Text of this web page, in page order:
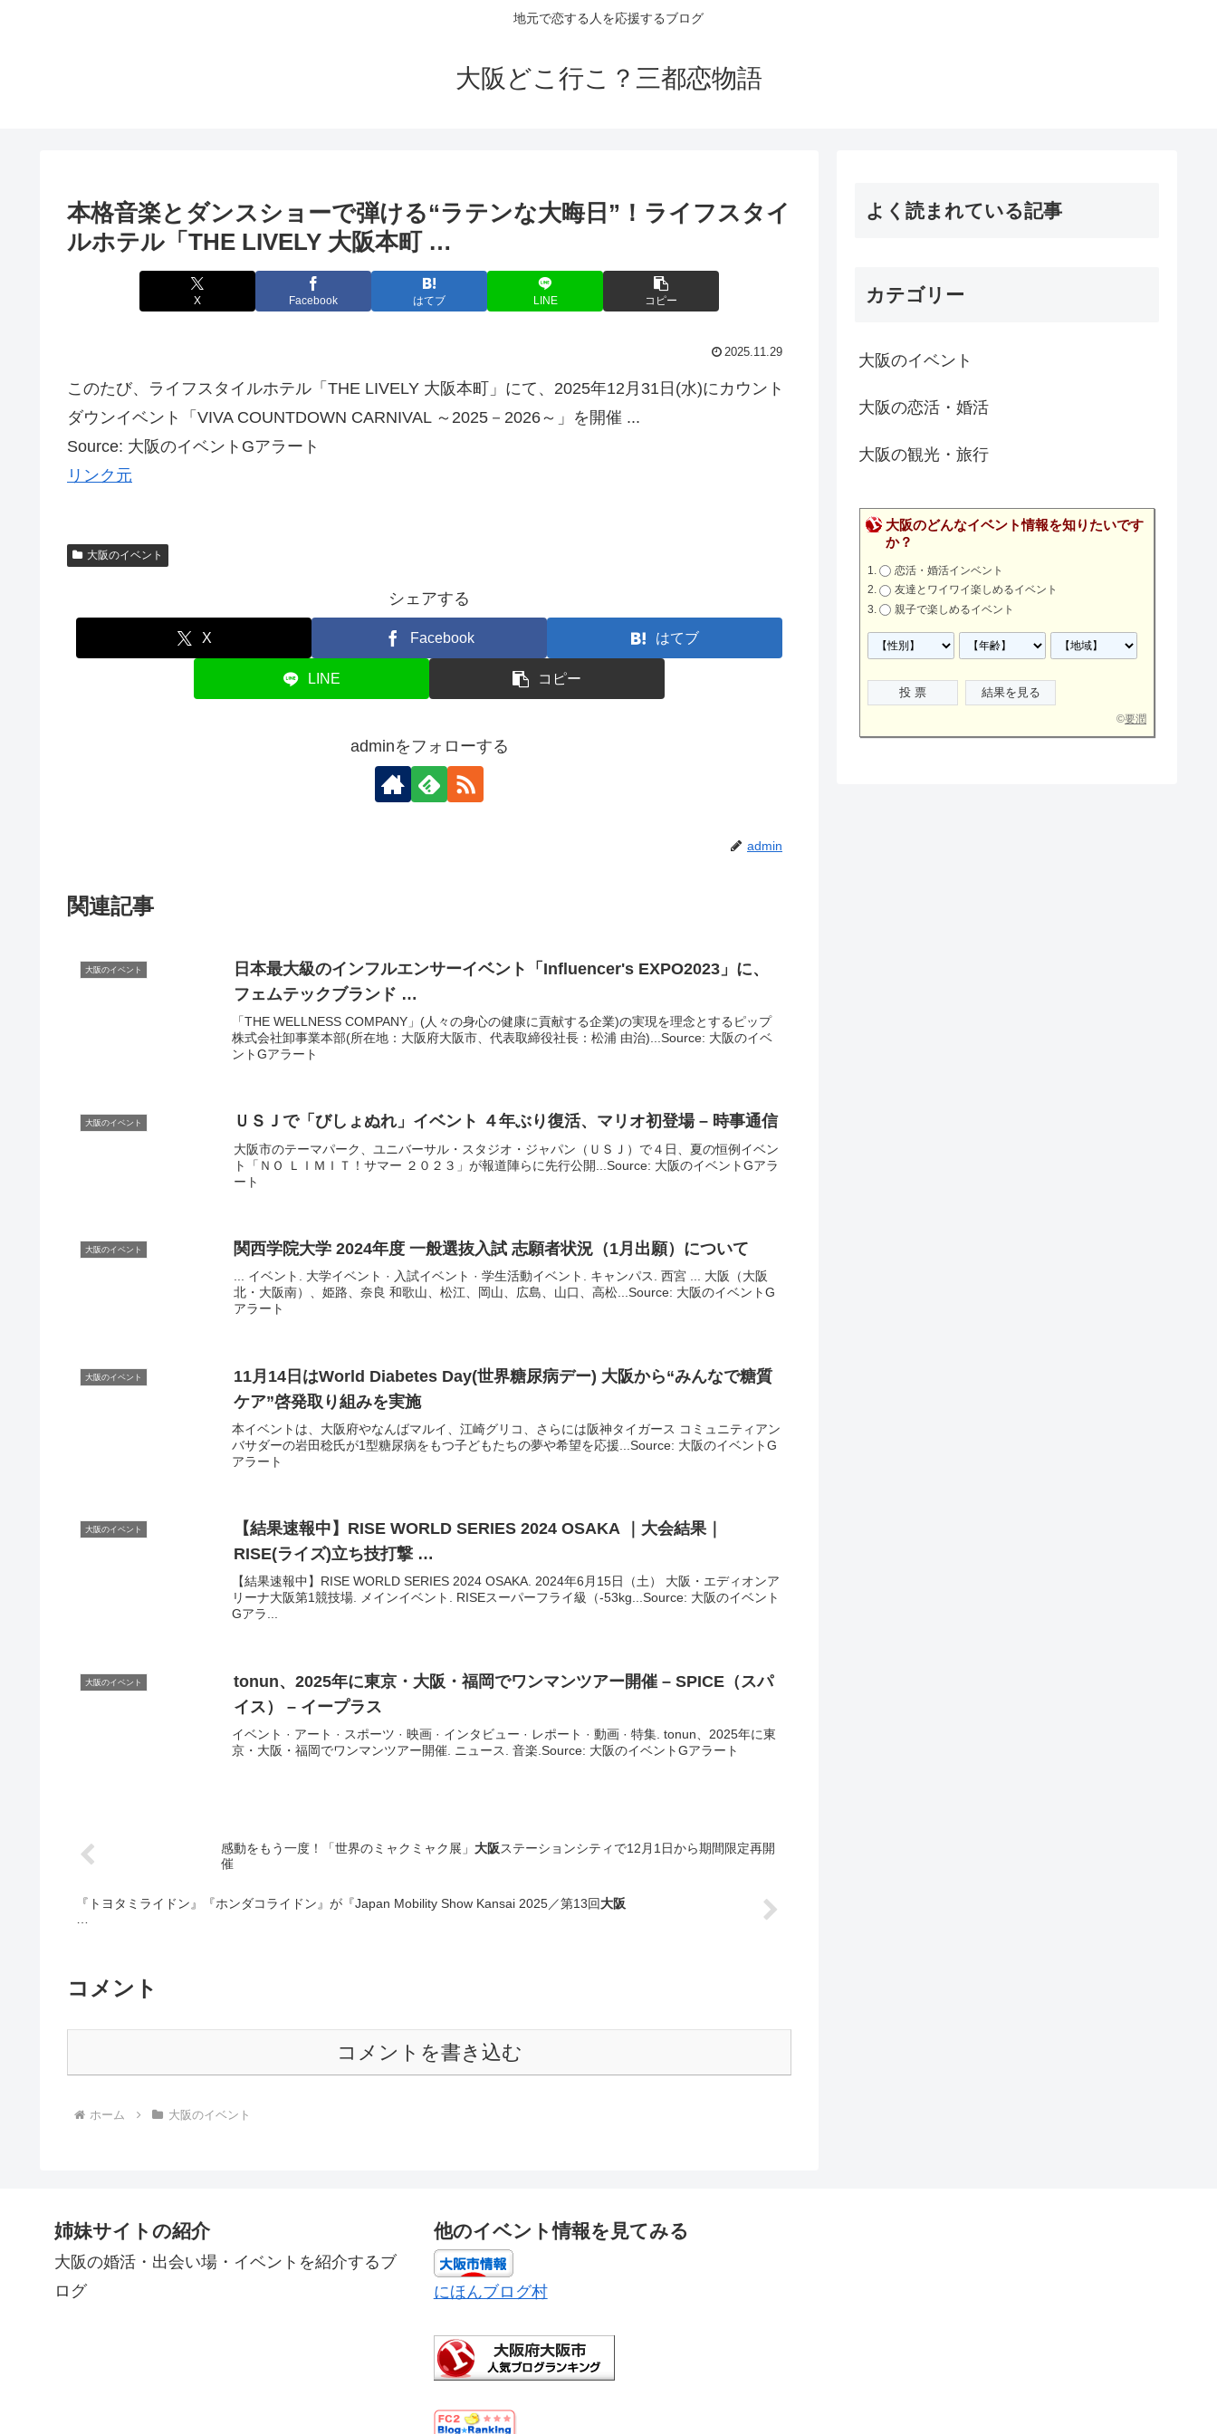
地元で恋する人を応援するブログ
大阪どこ行こ？三都恋物語
本格音楽とダンスショーで弾ける“ラテンな大晦日”！ライフスタイ
ルホテル「THE LIVELY 大阪本町 …
X Facebook はてブ LINE コピー
2025.11.29
このたび、ライフスタイルホテル「THE LIVELY 大阪本町」にて、2025年12月31日(水)にカウント
ダウンイベント「VIVA COUNTDOWN CARNIVAL ～2025－2026～」を開催 ...
Source: 大阪のイベントGアラート
リンク元
大阪のイベント
シェアする
X Facebook はてブ
LINE コピー
adminをフォローする
admin
関連記事
大阪のイベント 日本最大級のインフルエンサーイベント
「Influencer's EXPO2023」に、
フェムテックブランド …
「THE WELLNESS COMPANY」(人々の身心の健康に貢献する企業)の実現を理念とするピップ
株式会社卸事業本部(所在地：大阪府大阪市、代表取締役社長：松浦 由治)...Source: 大阪のイベ
ントGアラート
大阪のイベント ＵＳＪで「びしょぬれ」 イベント ４年ぶり復活、マリオ初登場 – 時事通信
大阪市のテーマパーク、ユニバーサル・スタジオ・ジャパン（ＵＳＪ）で４日、夏の恒例イベン
ト「ＮＯ ＬＩＭＩＴ！サマー ２０２３」が報道陣らに先行公開...Source: 大阪のイベントGアラ
ート
大阪のイベント 関西学院大学 2024年度 一般選抜入試 志願者状況（1月出願）について
... イベント. 大学イベント · 入試イベント · 学生活動イベント. キャンパス. 西宮 ... 大阪（大阪
北・大阪南）、姫路、奈良 和歌山、松江、岡山、広島、山口、高松...Source: 大阪のイベントG
アラート
大阪のイベント 11月14日はWorld Diabetes Day(世界糖尿病デー) 大阪から“みんなで糖質
ケア”啓発取り組みを実施
本イベントは、大阪府やなんばマルイ、江崎グリコ、さらには阪神タイガース コミュニティアン
バサダーの岩田稔氏が1型糖尿病をもつ子どもたちの夢や希望を応援...Source: 大阪のイベントG
アラート
大阪のイベント
【結果速報中】RISE WORLD SERIES 2024 OSAKA ｜大会結果｜
RISE(ライズ)立ち技打撃 …
【結果速報中】RISE WORLD SERIES 2024 OSAKA. 2024年6月15日（土） 大阪・エディオンア
リーナ大阪第1競技場. メインイベント. RISEスーパーフライ級（-53kg...Source: 大阪のイベント
Gアラ...
大阪のイベント tonun、2025年に東京・ 大阪 ・福岡でワンマンツアー開催 – SPICE（スパ
イス） – イープラス
イベント · アート · スポーツ · 映画 · インタビュー · レポート · 動画 · 特集. tonun、2025年に東
京・大阪・福岡でワンマンツアー開催. ニュース. 音楽.Source: 大阪のイベントGアラート
感動をもう一度！「世界のミャクミャク展」 大阪ステーションシティで12月1日から期間限定再開
催
『トヨタミライドン』『ホンダコライドン』が『Japan Mobility Show Kansai 2025／第13回大阪
コメント
コメントを書き込む
ホーム 大阪のイベント
よく読まれている記事
カテゴリー
大阪のイベント
大阪の恋活・婚活
大阪の観光・旅行
大阪のどんなイベント情報を知りたいです
か？
恋活・婚活インベント
友達とワイワイ楽しめるイベント
親子で楽しめるイベント
©要潤
姉妹サイトの紹介
大阪の婚活・出会い場・イベントを紹介するブ
ログ
他のイベント情報を見てみる
にほんブログ村